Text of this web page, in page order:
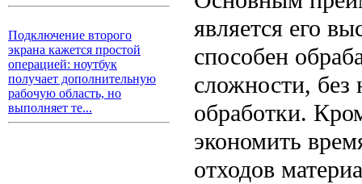
Подключение второго
экрана кажется простой
операцией: ноутбук
получает дополнительную
рабочую область, но
выполняет те...
является его
способен
сложности, без
обработки.
экономить
отходов